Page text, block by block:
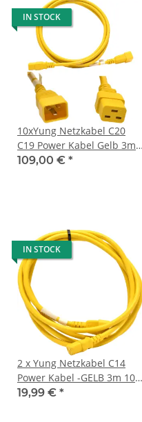
IN STOCK
10xYung Netzkabel C20
C19 Power Kabel Gelb 3m
16A 250V Verlängerung
109,00 € *
IN STOCK
2 x Yung Netzkabel C14
Power Kabel -GELB 3m 10A
250V Verlängerung
19,99 € *